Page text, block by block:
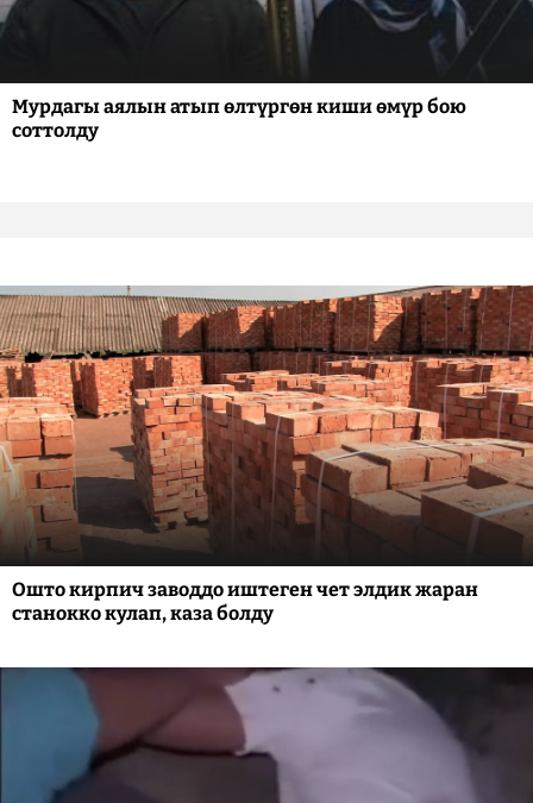
Мурдагы аялын атып өлтүргөн киши өмүр бою
соттолду
Ошто кирпич заводдо иштеген чет элдик жаран
станокко кулап, каза болду